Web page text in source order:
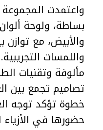
واعتمدت
بساطة، ولوحة
والأبيض، مع
واللمسات
مألوفة وتقنيات
تصاميم تجمع بين
خطوة تؤكد توجه
حضورها في الأزياء